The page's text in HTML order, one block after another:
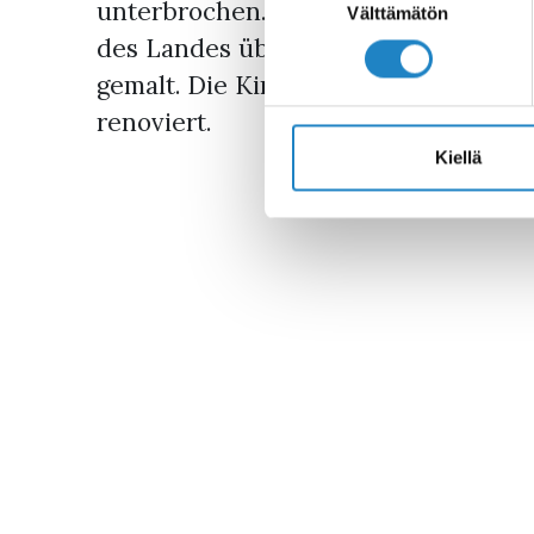
Välttämätön
Kiellä
unterbrochen. Als Finnland
des Landes über. Ilmari Launis hat
gemalt. Die Kirche von
renoviert.